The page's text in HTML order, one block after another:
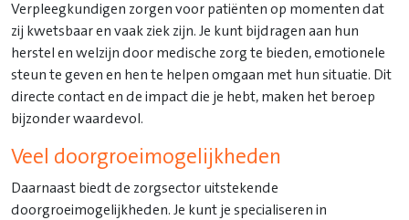
Verpleegkundigen zorgen voor patiënten op momenten dat
zij kwetsbaar en vaak ziek zijn. Je kunt bijdragen aan hun
herstel en welzijn door medische zorg te bieden, emotionele
steun te geven en hen te helpen omgaan met hun situatie. Dit
directe contact en de impact die je hebt, maken het beroep
bijzonder waardevol.
Veel doorgroeimogelijkheden
Daarnaast biedt de zorgsector uitstekende
doorgroeimogelijkheden. Je kunt je specialiseren in